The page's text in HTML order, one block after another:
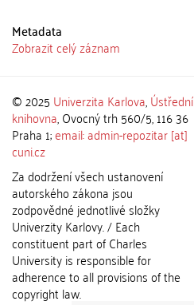
Metadata
Zobrazit celý záznam
© 2025 Univerzita Karlova,Ústřední
knihovna, Ovocný trh 560/5, 116 36
Praha 1;email: admin-repozitar [at]
cuni.cz
Za dodržení všech ustanovení
autorského zákona jsou
zodpovědné jednotlivé složky
Univerzity Karlovy. / Each
constituent part of Charles
University is responsible for
adherence to all provisions of the
copyright law.